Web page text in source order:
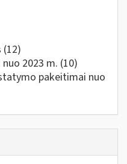
(12)
2023 m. (10)
pakeitimai nuo